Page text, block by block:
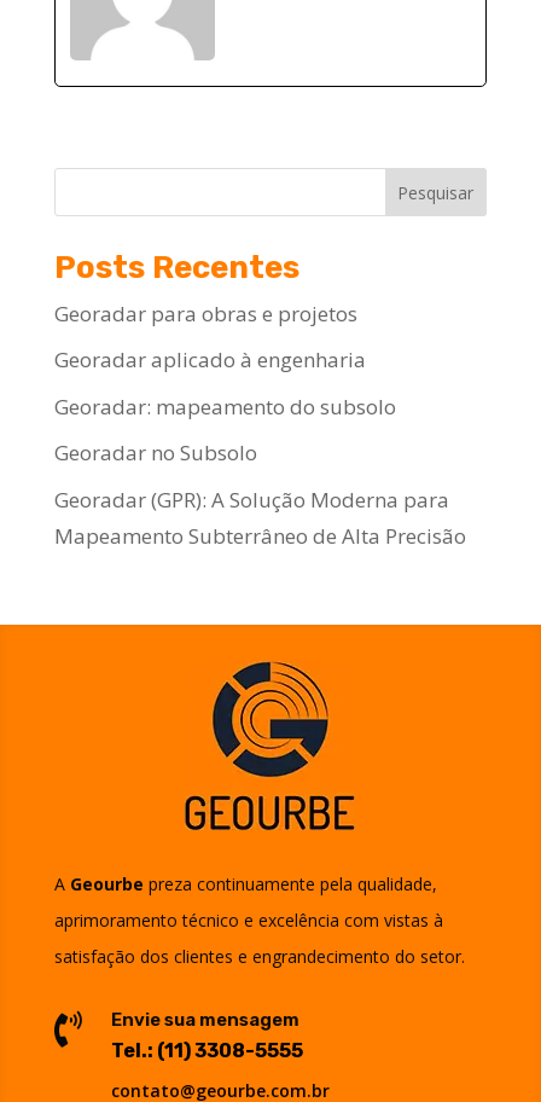
Pesquisar
Posts Recentes
Georadar para obras e projetos
Georadar aplicado à engenharia
Georadar: mapeamento do subsolo
Georadar no Subsolo
Georadar (GPR): A Solução Moderna para
Mapeamento Subterrâneo de Alta Precisão
A Geourbe preza continuamente pela qualidade,
aprimoramento técnico e excelência com vistas à
satisfação dos clientes e engrandecimento do setor.
 Envie sua mensagem
Tel.: (11) 3308-5555
contato@geourbe.com.br